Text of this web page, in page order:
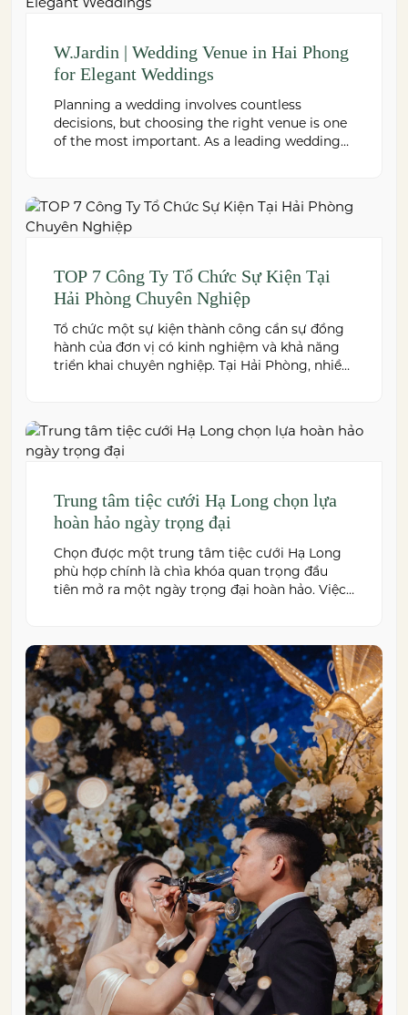
W.Jardin | Wedding Venue in Hai Phong
for Elegant Weddings
Planning a wedding involves countless
decisions, but choosing the right venue is one
of the most important. As a leading wedding
premium cuisine prepared under the ISO
22000:2018 food safety management system,
and dedicated event support to help couples
TOP 7 Công Ty Tổ Chức Sự Kiện Tại
Hải Phòng Chuyên Nghiệp
Tổ chức một sự kiện thành công cần sự đồng
hành của đơn vị có kinh nghiệm và khả năng
triển khai chuyên nghiệp. Tại Hải Phòng, nhiều
Trung tâm tiệc cưới Hạ Long chọn lựa
hoàn hảo ngày trọng đại
Chọn được một trung tâm tiệc cưới Hạ Long
phù hợp chính là chìa khóa quan trọng đầu
tiên mở ra một ngày trọng đại hoàn hảo. Việc
tiếp đến trải nghiệm của bạn và toàn […]